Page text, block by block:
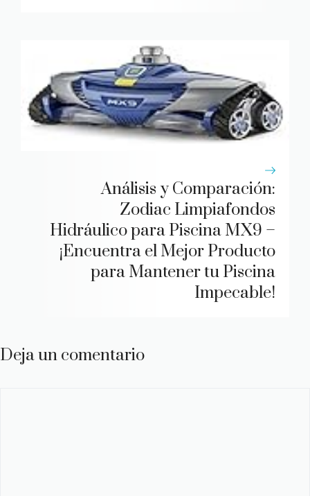
Análisis y Comparación:
Zodiac Limpiafondos
Hidráulico para Piscina MX9 –
¡Encuentra el Mejor Producto
para Mantener tu Piscina
Impecable!
Deja un comentario